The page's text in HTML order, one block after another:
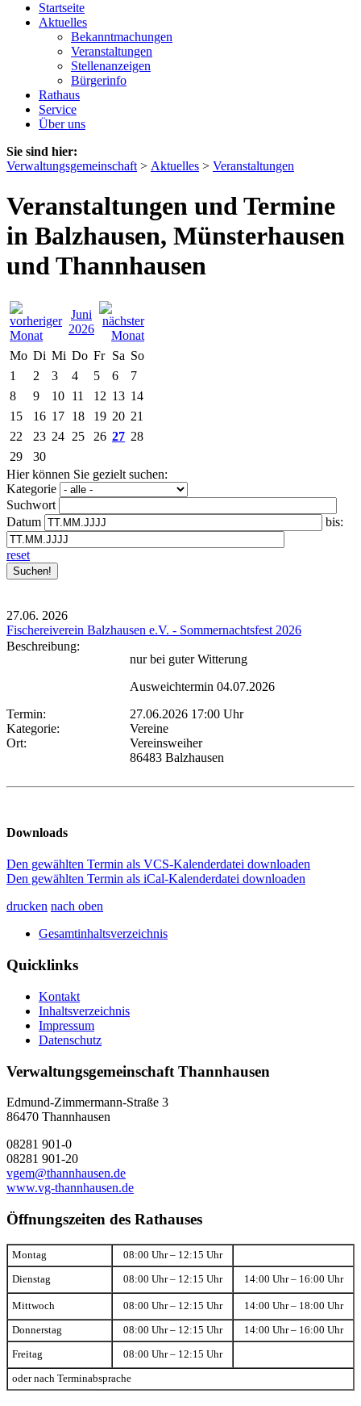
Startseite
Aktuelles
Bekanntmachungen
Veranstaltungen
Stellenanzeigen
Bürgerinfo
Rathaus
Service
Über uns
Sie sind hier:
Verwaltungsgemeinschaft > Aktuelles > Veranstaltungen
Veranstaltungen und Termine
in Balzhausen, Münsterhausen
und Thannhausen
Juni
2026
Mo Di Mi Do Fr Sa So
1
2 3 4 5 6
7
8
9 10 11 12 13 14
15
16 17 18 19 20 21
22
23 24 25 26 27 28
29
30
Hier können Sie gezielt suchen:
Kategorie
Suchwort
Datum
bis:
reset
27.06. 2026
Fischereiverein Balzhausen e.V. - Sommernachtsfest 2026
Beschreibung:
nur bei guter Witterung
Ausweichtermin 04.07.2026
Termin:
27.06.2026 17:00 Uhr
Kategorie:
Vereine
Ort:
Vereinsweiher
86483 Balzhausen
Downloads
Den gewählten Termin als VCS-Kalenderdatei downloaden
Den gewählten Termin als iCal-Kalenderdatei downloaden
drucken nach oben
Gesamtinhaltsverzeichnis
Quicklinks
Kontakt
Inhaltsverzeichnis
Impressum
Datenschutz
Verwaltungsgemeinschaft Thannhausen
Edmund-Zimmermann-Straße 3
86470 Thannhausen
08281 901-0
08281 901-20
vgem@thannhausen.de
www.vg-thannhausen.de
Öffnungszeiten des Rathauses
Montag 08:00 Uhr – 12:15 Uhr
Dienstag 08:00 Uhr – 12:15 Uhr 14:00 Uhr – 16:00 Uhr
Mittwoch 08:00 Uhr – 12:15 Uhr 14:00 Uhr – 18:00 Uhr
Donnerstag 08:00 Uhr – 12:15 Uhr 14:00 Uhr – 16:00 Uhr
Freitag 08:00 Uhr – 12:15 Uhr
oder nach Terminabsprache